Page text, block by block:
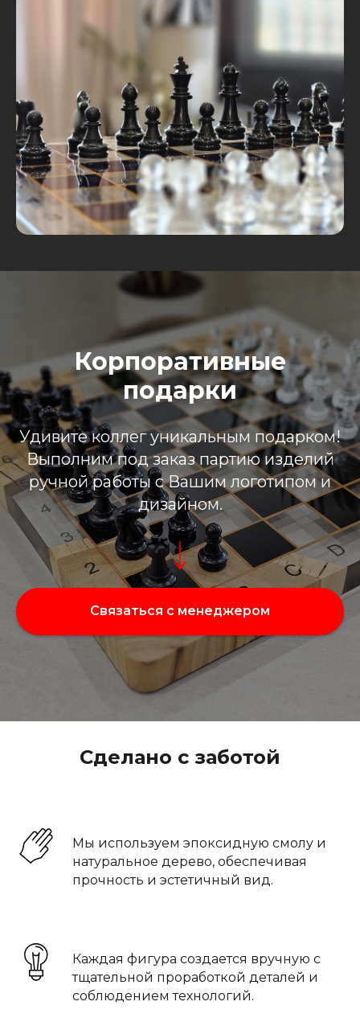
Корпоративные
подарки
Удивите коллег уникальным подарком!
Выполним под заказ партию изделий
ручной работы с Вашим логотипом и
дизайном.
Связаться с менеджером
Сделано с заботой
Мы используем эпоксидную смолу и
натуральное дерево, обеспечивая
прочность и эстетичный вид.
Каждая фигура создается вручную с
тщательной проработкой деталей и
соблюдением технологий.